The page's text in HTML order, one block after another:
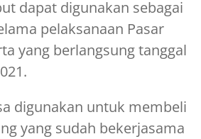
dapat digunakan sebagai
pelaksanaan Pasar
yang berlangsung tanggal
digunakan untuk membeli
yang sudah bekerjasama